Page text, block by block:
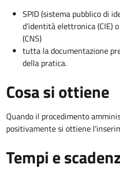
SPID (sistema pubblico di
d’identità elettronica (CIE)
(CNS)
tutta la documentazione
della pratica.
Cosa si ottiene
Quando il procedimento
positivamente si ottiene
Tempi e